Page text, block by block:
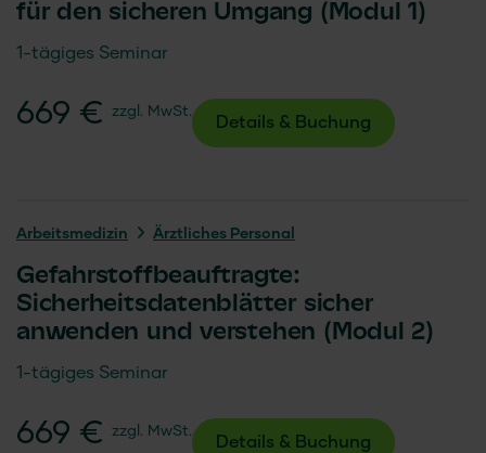
für den sicheren Umgang (Modul 1)
1-tägiges Seminar
669 € zzgl. MwSt.
Details & Buchung
Arbeits­medizin Ärztliches Personal
Gefahrstoffbeauftragte:
Sicherheitsdatenblätter sicher
anwenden und verstehen (Modul 2)
1-tägiges Seminar
669 € zzgl. MwSt.
Details & Buchung